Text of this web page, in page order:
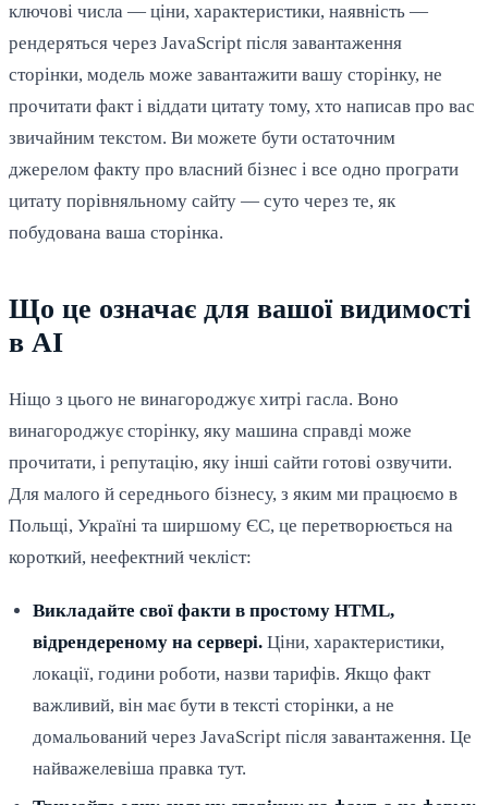
ключові числа — ціни, характеристики, наявність —
рендеряться через JavaScript після завантаження
сторінки, модель може завантажити вашу сторінку, не
прочитати факт і віддати цитату тому, хто написав про вас
звичайним текстом. Ви можете бути остаточним
джерелом факту про власний бізнес і все одно програти
цитату порівняльному сайту — суто через те, як
побудована ваша сторінка.
Що це означає для вашої видимості
в AI
Ніщо з цього не винагороджує хитрі гасла. Воно
винагороджує сторінку, яку машина справді може
прочитати, і репутацію, яку інші сайти готові озвучити.
Для малого й середнього бізнесу, з яким ми працюємо в
Польщі, Україні та ширшому ЄС, це перетворюється на
короткий, неефектний чекліст:
Викладайте свої факти в простому HTML,
відрендереному на сервері. Ціни, характеристики,
локації, години роботи, назви тарифів. Якщо факт
важливий, він має бути в тексті сторінки, а не
домальований через JavaScript після завантаження. Це
найважелевіша правка тут.